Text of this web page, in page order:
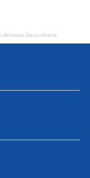
Athleten Deutschland